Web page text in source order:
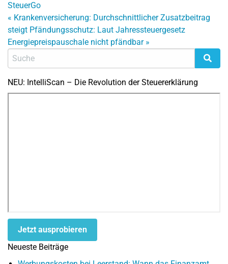
SteuerGo
« Krankenversicherung: Durchschnittlicher Zusatzbeitrag
steigt Pfändungsschutz: Laut Jahressteuergesetz
Energiepreispauschale nicht pfändbar »
NEU: IntelliScan – Die Revolution der Steuererklärung
Jetzt ausprobieren
Neueste Beiträge